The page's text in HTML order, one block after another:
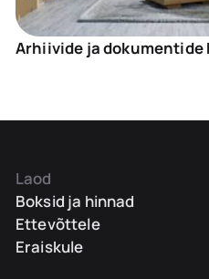
Arhiivide ja dokumentide
Laod
Boksid ja hinnad
Ettevõttele
Eraiskule